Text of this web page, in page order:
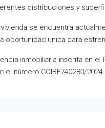
distribuciones y
vivienda se encuentra
oportunidad única para
inmobiliaria inscrita en el
el número GOIBE740280/2024.